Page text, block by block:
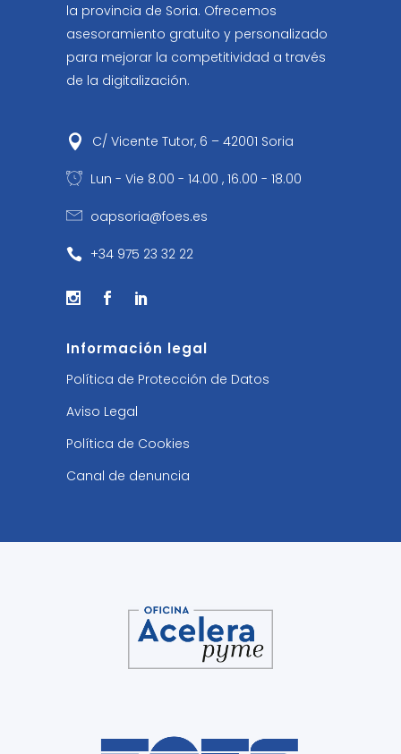
la provincia de Soria. Ofrecemos
asesoramiento gratuito y personalizado
para mejorar la competitividad a través
de la digitalización.
C/ Vicente Tutor, 6 – 42001 Soria
Lun - Vie 8.00 - 14.00 , 16.00 - 18.00
oapsoria@foes.es
+34 975 23 32 22
Información legal
Política de Protección de Datos
Aviso Legal
Política de Cookies
Canal de denuncia